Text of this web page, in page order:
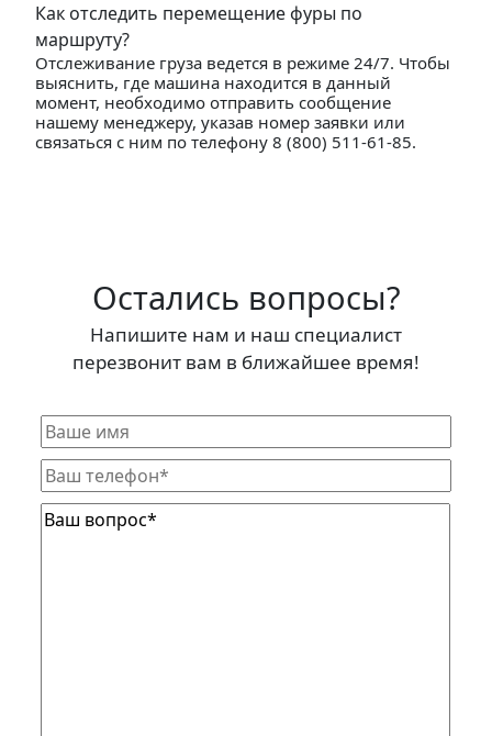
Как отследить перемещение фуры по
маршруту?
Отслеживание груза ведется в режиме 24/7. Чтобы
выяснить, где машина находится в данный
момент, необходимо отправить сообщение
нашему менеджеру, указав номер заявки или
связаться с ним по телефону 8 (800) 511-61-85.
Остались вопросы?
Напишите нам и наш специалист
перезвонит вам в ближайшее время!